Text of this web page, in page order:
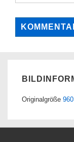
Originalgröße